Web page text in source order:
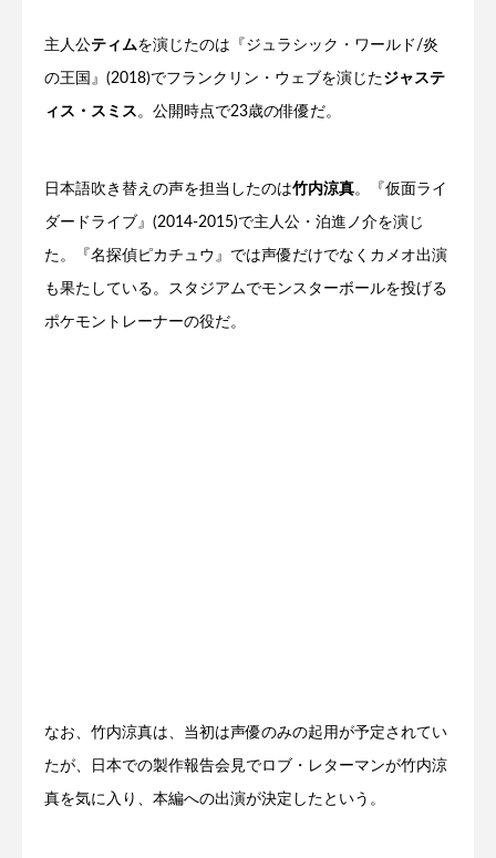
主人公ティムを演じたのは『ジュラシック・ワールド/炎
の王国』(2018)でフランクリン・ウェブを演じたジャステ
ィス・スミス。公開時点で23歳の俳優だ。
日本語吹き替えの声を担当したのは竹内涼真。『仮面ライ
ダードライブ』(2014-2015)で主人公・泊進ノ介を演じ
た。『名探偵ピカチュウ』では声優だけでなくカメオ出演
も果たしている。スタジアムでモンスターボールを投げる
ポケモントレーナーの役だ。
なお、竹内涼真は、当初は声優のみの起用が予定されてい
たが、日本での製作報告会見でロブ・レターマンが竹内涼
真を気に入り、本編への出演が決定したという。